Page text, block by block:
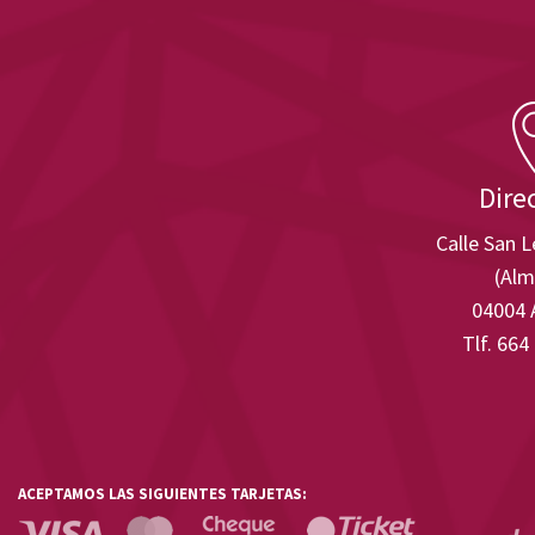
Calle San
04004
Tlf. 664
ACEPTAMOS LAS SIGUIENTES TARJETAS: